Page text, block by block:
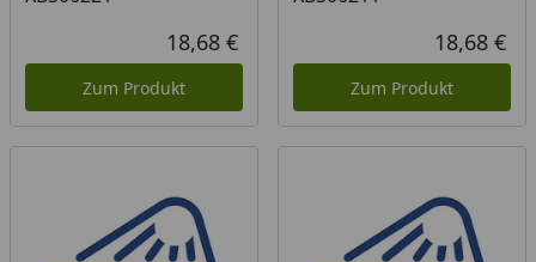
Aktueller Preis
18,68 €
Zum Produkt
18,68 €
Zum Produkt